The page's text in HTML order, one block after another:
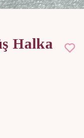
Halka